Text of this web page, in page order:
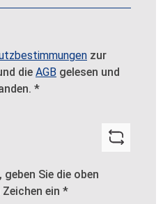
zur
die AGB gelesen und
*
Sie die oben
ein *